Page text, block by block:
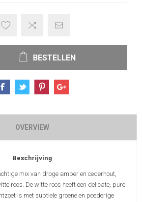
BESTELLEN
OVERVIEW
Beschrijving
mix van droge amber en cederhout,
roos. De witte roos heeft een delicate, pure
is met subtiele groene en poederige